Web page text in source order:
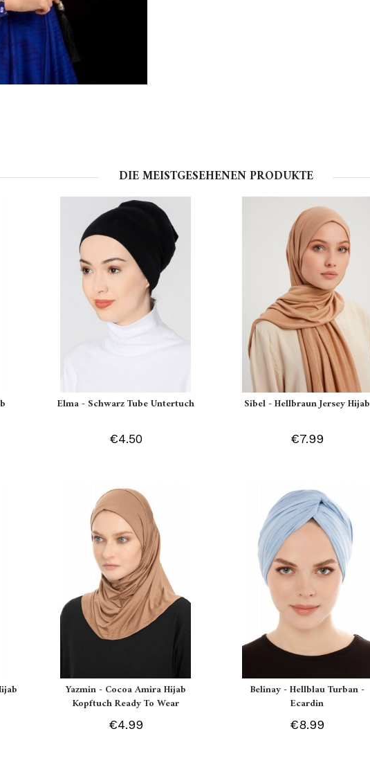
DIE MEISTGESEHENEN PRODUKTE
Elma - Schwarz Tube Untertuch
€4.50
Sibel - Hellbraun Jersey Hijab
€7.99
Yazmin - Cocoa Amira Hijab
Kopftuch Ready To Wear
€4.99
Belinay - Hellblau Turban -
Ecardin
€8.99